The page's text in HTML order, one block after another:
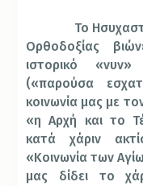
Το
Ορθοδοξίας
ιστορικό
(«παρούσα
κοινωνία μας με
«η Αρχή και το
κατά χάριν
«Κοινωνία των
μας δίδει το